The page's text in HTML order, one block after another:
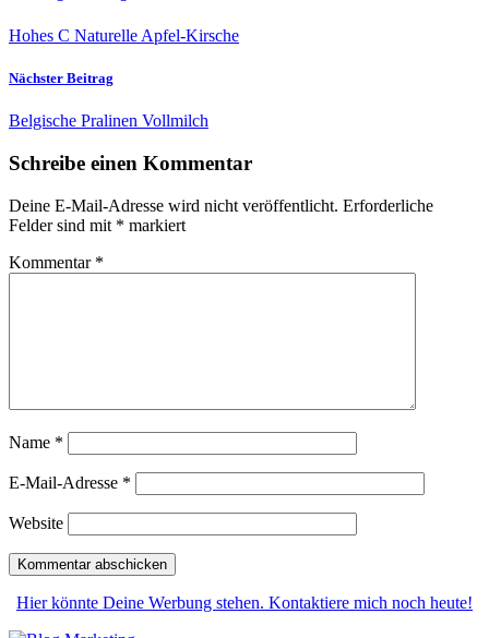
Hohes C Naturelle Apfel-Kirsche
Nächster Beitrag
Belgische Pralinen Vollmilch
Schreibe einen Kommentar
Deine E-Mail-Adresse wird nicht veröffentlicht. Erforderliche
Felder sind mit * markiert
Kommentar *
Name *
E-Mail-Adresse *
Website
Hier könnte Deine Werbung stehen. Kontaktiere mich noch heute!